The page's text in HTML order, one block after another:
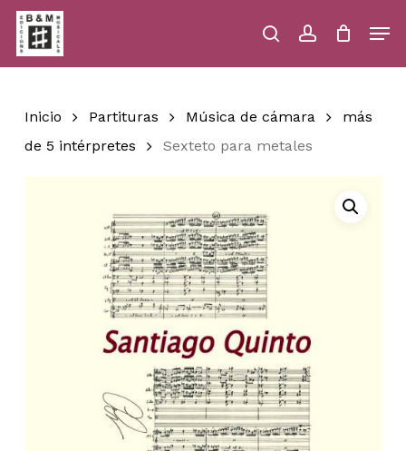
Skip
main
content
searchaccount
Close
Inicio Partituras Música de cámara
más
de 5 intérpretes
Sexteto para metales
Menu